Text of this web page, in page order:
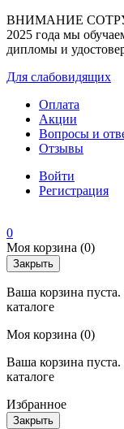
ВНИМАНИЕ
2025 года мы
дипломы и
Для слабовидящих
Оплата
Акции
Вопросы и
Отзывы
Войти
Регистрация
0
Моя корзина (0)
Закрыть
Ваша корзина
каталоге
Моя корзина (0)
Ваша корзина
каталоге
Избранное
Закрыть